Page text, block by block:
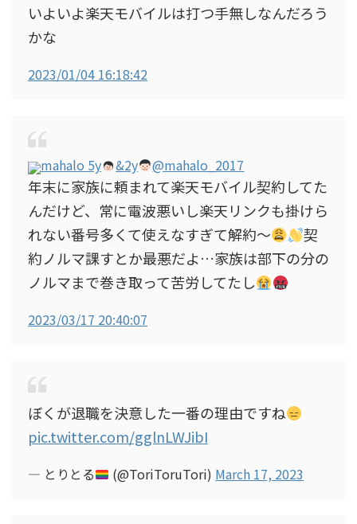
いよいよ楽天モバイルは打つ手無しなんだろう
かな
2023/01/04 16:18:42
mahalo 5y &2y @mahalo_2017
年末に家族に頼まれて楽天モバイル契約してた
んだけど、常に電波悪いし楽天リンクも掛けら
れない番号多くて使えなすぎて解約〜
契
約ノルマ課すとか最悪だよ…家族は部下の分の
ノルマまで巻き取って苦労してたし
2023/03/17 20:40:07
ぼくが退職を決意した一番の理由ですね
pic.twitter.com/gglnLWJibI
— とりとる (@ToriToruTori) March 17, 2023